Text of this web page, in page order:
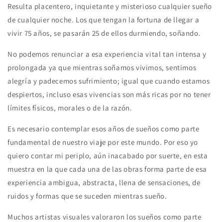
Resulta placentero, inquietante y misterioso cualquier sueño
de cualquier noche. Los que tengan la fortuna de llegar a
vivir 75 años, se pasarán 25 de ellos durmiendo, soñando.
No podemos renunciar a esa experiencia vital tan intensa y
prolongada ya que mientras soñamos vivimos, sentimos
alegría y padecemos sufrimiento; igual que cuando estamos
despiertos, incluso esas vivencias son más ricas por no tener
límites físicos, morales o de la razón.
Es necesario contemplar esos años de sueños como parte
fundamental de nuestro viaje por este mundo. Por eso yo
quiero contar mi periplo, aún inacabado por suerte, en esta
muestra en la que cada una de las obras forma parte de esa
experiencia ambigua, abstracta, llena de sensaciones, de
ruidos y formas que se suceden mientras sueño.
Muchos artistas visuales valoraron los sueños como parte